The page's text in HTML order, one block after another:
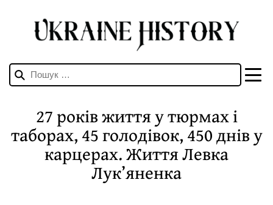
Пошук:
27 років життя у тюрмах i
таборах, 45 голодівок, 450 днів у
карцерах. Життя Левка
Лук’яненка